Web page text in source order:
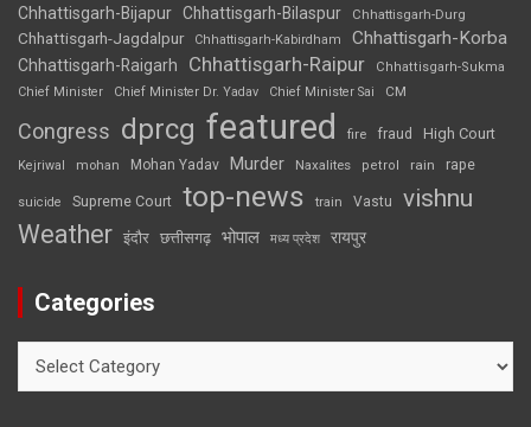
Chhattisgarh-Bijapur Chhattisgarh-Bilaspur Chhattisgarh-Durg
Chhattisgarh-Jagdalpur Chhattisgarh-Kabirdham Chhattisgarh-Korba
Chhattisgarh-Raigarh Chhattisgarh-Raipur
Chhattisgarh-Sukma
Chief Minister
Chief Minister Dr. Yadav Chief Minister Sai CM
Congress dprcg featured fire fraud High Court
Kejriwal mohan Mohan Yadav Murder Naxalites petrol rain rape
suicide Supreme Court top-news train Vastu vishnu
Weather इंदौर छत्तीसगढ़ भोपाल मध्य प्रदेश रायपुर
Categories